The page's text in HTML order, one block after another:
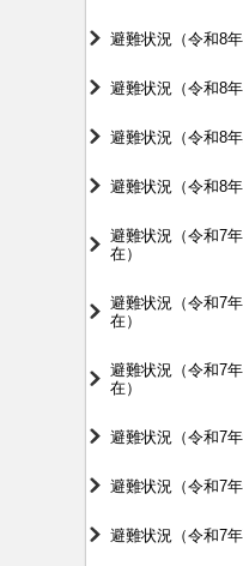
避難状況（令和8年
避難状況（令和8年
避難状況（令和8年
避難状況（令和8年
避難状況（令和7
在）
避難状況（令和7
在）
避難状況（令和7
在）
避難状況（令和7年
避難状況（令和7年
避難状況（令和7年